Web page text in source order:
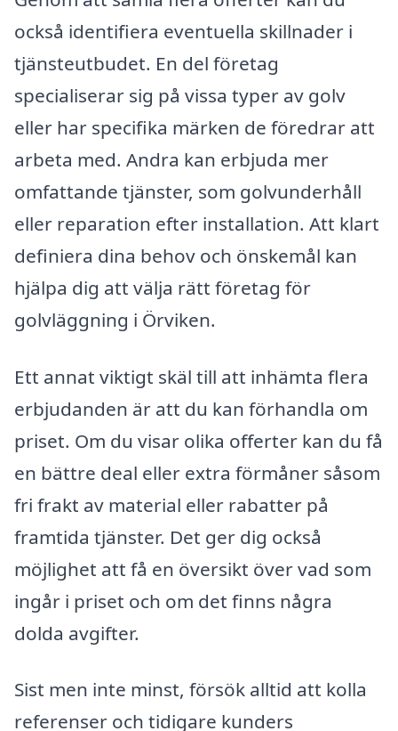
också identifiera eventuella skillnader i
tjänsteutbudet. En del företag
specialiserar sig på vissa typer av golv
eller har specifika märken de föredrar att
arbeta med. Andra kan erbjuda mer
omfattande tjänster, som golvunderhåll
eller reparation efter installation. Att klart
definiera dina behov och önskemål kan
hjälpa dig att välja rätt företag för
golvläggning i Örviken.
Ett annat viktigt skäl till att inhämta flera
erbjudanden är att du kan förhandla om
priset. Om du visar olika offerter kan du få
en bättre deal eller extra förmåner såsom
fri frakt av material eller rabatter på
framtida tjänster. Det ger dig också
möjlighet att få en översikt över vad som
ingår i priset och om det finns några
dolda avgifter.
Sist men inte minst, försök alltid att kolla
referenser och tidigare kunders